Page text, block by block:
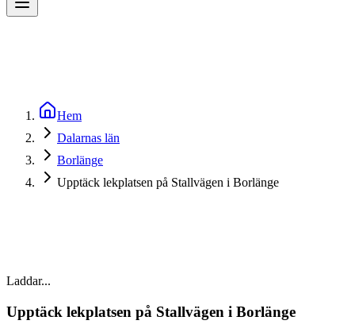
Hem
Dalarnas län
Borlänge
Upptäck lekplatsen på Stallvägen i Borlänge
Laddar...
Upptäck lekplatsen på Stallvägen i Borlänge